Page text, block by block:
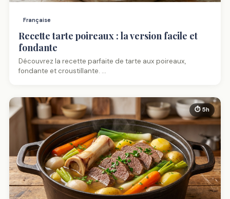
Française
Recette tarte poireaux : la version facile et
fondante
Découvrez la recette parfaite de tarte aux poireaux,
fondante et croustillante. …
⏱ 5h